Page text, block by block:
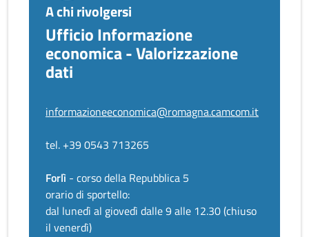
A chi rivolgersi
Ufficio Informazione
economica - Valorizzazione
dati
informazioneeconomica@romagna.camcom.it
tel. +39 0543 713265
Forlì - corso della Repubblica 5
orario di sportello:
dal lunedì al giovedì dalle 9 alle 12.30 (chiuso
il venerdì)